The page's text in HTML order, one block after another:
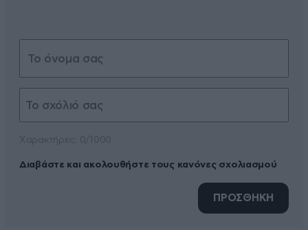
Διαβάστε και ακολουθήστε τους κανόνες σχολιασμού
ΠΡΟΣΘΗΚΗ